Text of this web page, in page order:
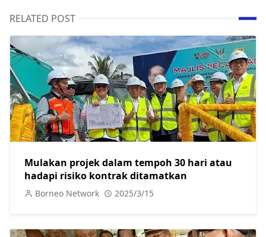
RELATED POST
Mulakan projek dalam tempoh 30 hari atau
hadapi risiko kontrak ditamatkan
Borneo Network 2025/3/15